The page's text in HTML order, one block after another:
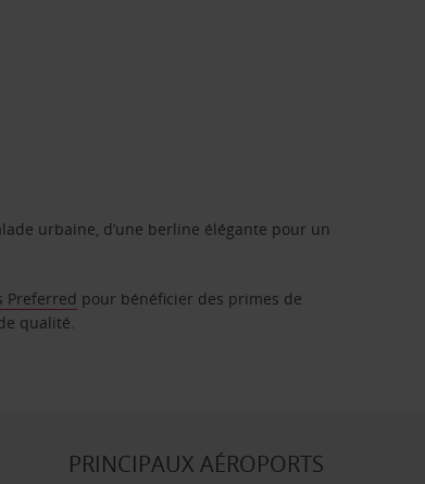
urbaine, d’une berline élégante pour un
Preferred pour bénéficier des primes de
qualité.
PRINCIPAUX AÉROPORTS